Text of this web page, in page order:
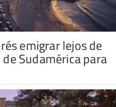
emigrar lejos de
Sudamérica para